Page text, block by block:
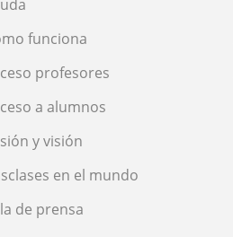
funciona
profesores
a alumnos
y visión
en el mundo
de prensa